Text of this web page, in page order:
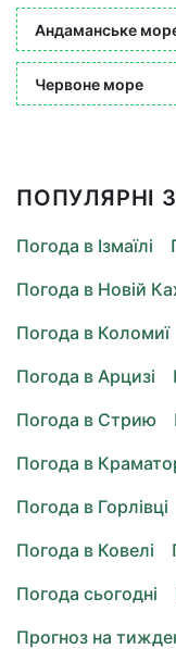
Андаманське
Червоне море
ПОПУЛЯРНІ
Погода в Ізмаїлі
Погода в Новій
Погода в Коломиї
Погода в Арцизі
Погода в Стрию
Погода в
Погода в Горлівці
Погода в Ковелі
Погода сьогодні
Прогноз на